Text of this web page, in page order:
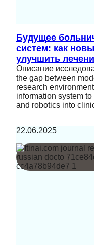
Будущее
систем: как
улучшить
Описание
the gap between
research
information system
and robotics into
22.06.2025